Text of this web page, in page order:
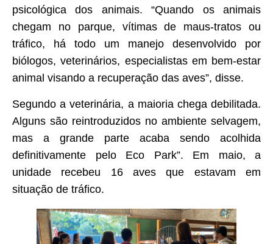
psicológica dos animais. “Quando os animais
chegam no parque, vítimas de maus-tratos ou
tráfico, há todo um manejo desenvolvido por
biólogos, veterinários, especialistas em bem-estar
animal visando a recuperação das aves”, disse.
Segundo a veterinária, a maioria chega debilitada.
Alguns são reintroduzidos no ambiente selvagem,
mas a grande parte acaba sendo acolhida
definitivamente pelo Eco Park”. Em maio, a
unidade recebeu 16 aves que estavam em
situação de tráfico.